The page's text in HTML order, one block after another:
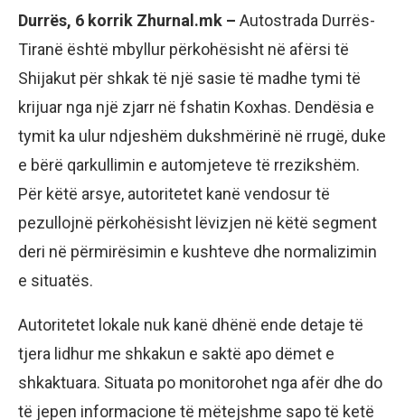
Durrës, 6 korrik Zhurnal.mk – Autostrada Durrës-
Tiranë është mbyllur përkohësisht në afërsi të
Shijakut për shkak të një sasie të madhe tymi të
krijuar nga një zjarr në fshatin Koxhas. Dendësia e
tymit ka ulur ndjeshëm dukshmërinë në rrugë, duke
e bërë qarkullimin e automjeteve të rrezikshëm.
Për këtë arsye, autoritetet kanë vendosur të
pezullojnë përkohësisht lëvizjen në këtë segment
deri në përmirësimin e kushteve dhe normalizimin
e situatës.
Autoritetet lokale nuk kanë dhënë ende detaje të
tjera lidhur me shkakun e saktë apo dëmet e
shkaktuara. Situata po monitorohet nga afër dhe do
të jepen informacione të mëtejshme sapo të ketë